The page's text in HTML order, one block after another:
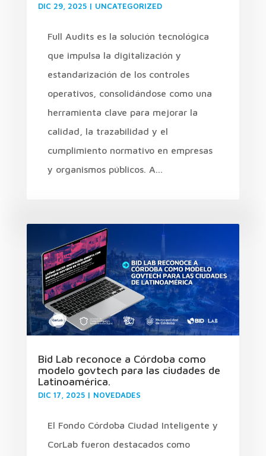
DIC 29, 2025| UNCATEGORIZED
Full Audits es la solución tecnológica
que impulsa la digitalización y
estandarización de los controles
operativos, consolidándose como una
herramienta clave para mejorar la
calidad, la trazabilidad y el
cumplimiento normativo en empresas
y organismos públicos. A...
Bid Lab reconoce a Córdoba como
modelo govtech para las ciudades de
Latinoamérica.
DIC 17, 2025| NOVEDADES
El Fondo Córdoba Ciudad Inteligente y
CorLab fueron destacados como